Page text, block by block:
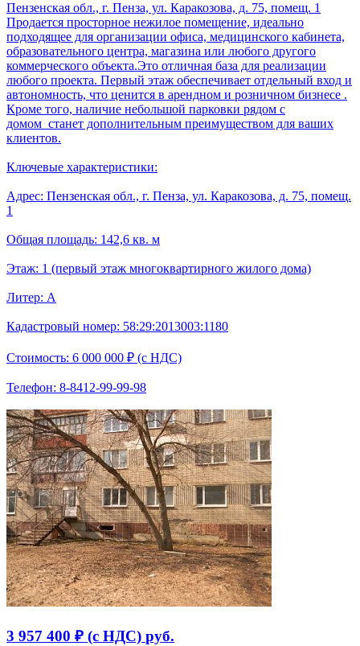
Пензенская обл., г. Пенза, ул. Каракозова, д. 75, помещ. 1
Продается просторное нежилое помещение, идеально
подходящее для организации офиса, медицинского кабинета,
образовательного центра, магазина или любого другого
коммерческого объекта.Это отличная база для реализации
любого проекта. Первый этаж обеспечивает отдельный вход и
автономность, что ценится в арендном и розничном бизнесе .
Кроме того, наличие небольшой парковки рядом с
домом станет дополнительным преимуществом для ваших
клиентов.
Ключевые характеристики:
Адрес: Пензенская обл., г. Пенза, ул. Каракозова, д. 75, помещ.
1
Общая площадь: 142,6 кв. м
Этаж: 1 (первый этаж многоквартирного жилого дома)
Литер: А
Кадастровый номер: 58:29:2013003:1180
Стоимость: 6 000 000 ₽ (с НДС)
Телефон: 8-8412-99-99-98
3 957 400 ₽ (с НДС) руб.